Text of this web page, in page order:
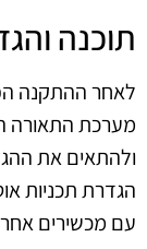
תוכנה
לאחר ההתקנה
מערכת התאורה
ולהתאים את
הגדרת תכניות
עם מכשירים